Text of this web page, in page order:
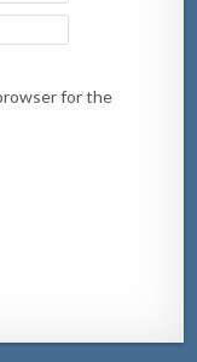
for the